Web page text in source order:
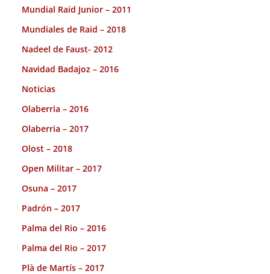
Mundial Raid Junior – 2011
Mundiales de Raid – 2018
Nadeel de Faust- 2012
Navidad Badajoz – 2016
Noticias
Olaberria – 2016
Olaberria – 2017
Olost – 2018
Open Militar – 2017
Osuna – 2017
Padrón – 2017
Palma del Rio – 2016
Palma del Rio – 2017
Plà de Martís – 2017